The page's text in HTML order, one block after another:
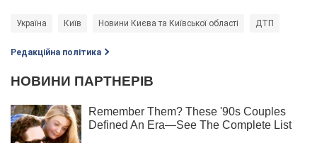
Україна Київ Новини Києва та Київської області ДТП
Редакційна політика